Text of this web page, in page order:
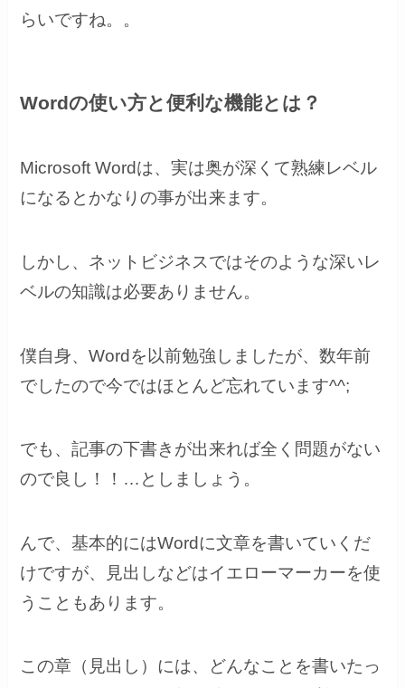
らいですね。。
Wordの使い方と便利な機能とは？
Microsoft Wordは、実は奥が深くて熟練レベル
になるとかなりの事が出来ます。
しかし、ネットビジネスではそのような深いレ
ベルの知識は必要ありません。
僕自身、Wordを以前勉強しましたが、数年前
でしたので今ではほとんど忘れています^^;
でも、記事の下書きが出来れば全く問題がない
ので良し！！…としましょう。
んで、基本的にはWordに文章を書いていくだ
けですが、見出しなどはイエローマーカーを使
うこともあります。
この章（見出し）には、どんなことを書いたっ